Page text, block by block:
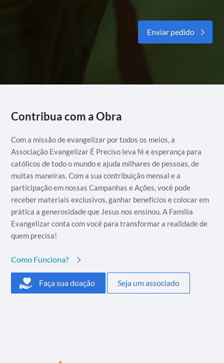
Contribua com a Obra
Com a missão de evangelizar por todos os meios, a
Associação Evangelizar É Preciso leva fé e esperança para
católicos de todo o mundo e ajuda milhares de pessoas, de
muitas maneiras. Com a sua contribuição mensal e a
participação em nossas Campanhas e Ações, você pode
receber materiais exclusivos, ganhar benefícios e colocar em
prática a generosidade que Jesus nos ensinou. A Família
Evangelizar conta com você para transformar a realidade de
quem precisa!
Como Funciona?
Faça sua doação Seja um associado